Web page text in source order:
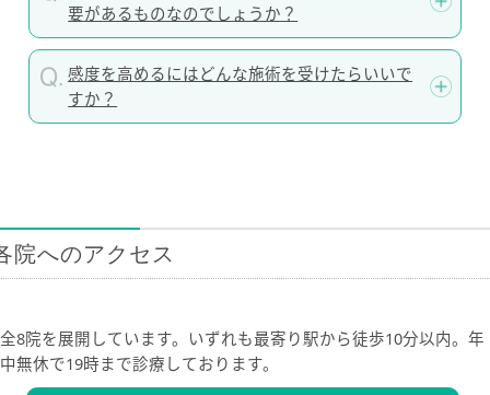
要があるものなのでしょうか？
感度を高めるにはどんな施術を受けたらいいで
すか？
院へのアクセス
全8院を展開しています。いずれも最寄り駅から徒歩10分以内。年
中無休で19時まで診療しております。